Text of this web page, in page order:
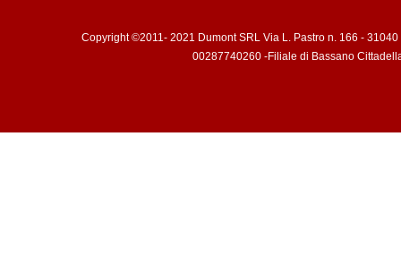
Copyright ©2011- 2021 Dumont SRL Via L. Pastro n. 166 -
00287740260 -Filiale di Bassano